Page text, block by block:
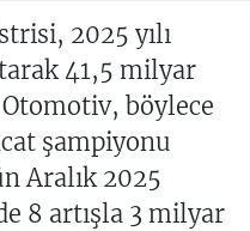
2025 yılı
41,5 milyar
böylece
şampiyonu
Aralık 2025
8 artışla 3 milyar